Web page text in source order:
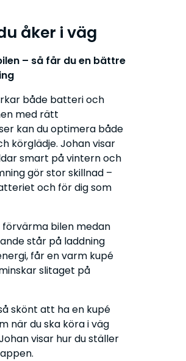
åker i väg
– så får du en bättre
både batteri och
med rätt
kan du optimera både
körglädje. Johan visar
smart på vintern och
gör stor skillnad –
och för dig som
bilen medan
står på laddning
får en varm kupé
slitaget på
skönt att ha en kupé
när du ska köra i väg
visar hur du ställer